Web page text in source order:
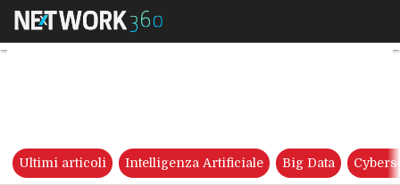
Big data analysis,
Ultimi articoli Intelligenza Artificiale Big Data